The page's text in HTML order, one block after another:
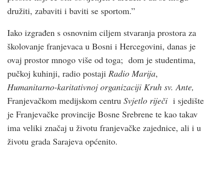
družiti, zabaviti i baviti se sportom.”
Iako izgrađen s osnovnim ciljem stvaranja prostora za
školovanje franjevaca u Bosni i Hercegovini, danas je
ovaj prostor mnogo više od toga; dom je studentima,
pučkoj kuhinji, radio postaji Radio Marija,
Humanitarno-karitativnoj organizaciji Kruh sv. Ante,
Franjevačkom medijskom centru Svjetlo riječi i sjedište
je Franjevačke provincije Bosne Srebrene te kao takav
ima veliki značaj u životu franjevačke zajednice, ali i u
životu grada Sarajeva općenito.